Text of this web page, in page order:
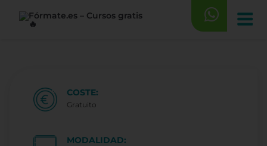
COSTE:
Gratuito
MODALIDAD: